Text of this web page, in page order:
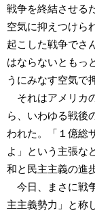
戦争を終結させる
空気に抑えつけら
起こした戦争でさ
はならないともっ
うにみなす空気で
それはアメリカ
ら、いわゆる戦後
われた。「１億総
よ」という主張な
和と民主主義の進
今日、まさに戦
主主義勢力」と称